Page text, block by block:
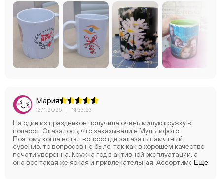
Мария
13.11.2025 | 14:33:23
На один из праздников получила очень милую кружку в
подарок. Оказалось, что заказывали в Мультифото.
Поэтому когда встал вопрос где заказать памятный
сувенир, то вопросов не было, так как в хорошем качестве
печати уверенна. Кружка год в активной эксплуатации, а
она все такая же яркая и привлекательная. Ассортимент
Еще